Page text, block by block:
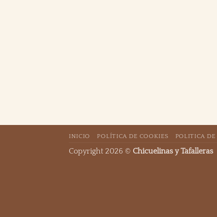
INICIO POLÍTICA DE COOKIES POLITICA
Copyright 2026 © Chicuelinas y Tafalleras